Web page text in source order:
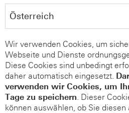
Wir verwenden Cookies, um
Webseite und Dienste
Diese Cookies sind unbedingt
daher automatisch eingesetzt.
verwenden wir Cookies, um
Tage zu speichern. Dieser
können auswählen, ob Sie